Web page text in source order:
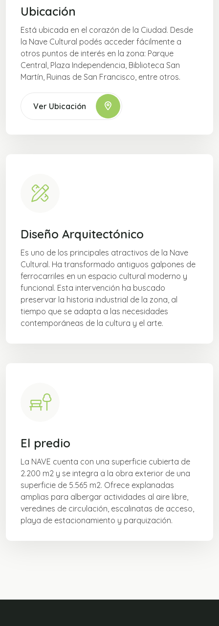
Ubicación
Está ubicada en el corazón de la Ciudad. Desde
la Nave Cultural podés acceder fácilmente a
otros puntos de interés en la zona: Parque
Central, Plaza Independencia, Biblioteca San
Martín, Ruinas de San Francisco, entre otros.
Ver Ubicación
Diseño Arquitectónico
Es uno de los principales atractivos de la Nave
Cultural. Ha transformado antiguos galpones de
ferrocarriles en un espacio cultural moderno y
funcional. Esta intervención ha buscado
preservar la historia industrial de la zona, al
tiempo que se adapta a las necesidades
contemporáneas de la cultura y el arte.
El predio
La NAVE cuenta con una superficie cubierta de
2.200 m2 y se integra a la obra exterior de una
superficie de 5.565 m2. Ofrece explanadas
amplias para albergar actividades al aire libre,
veredines de circulación, escalinatas de acceso,
playa de estacionamiento y parquización.